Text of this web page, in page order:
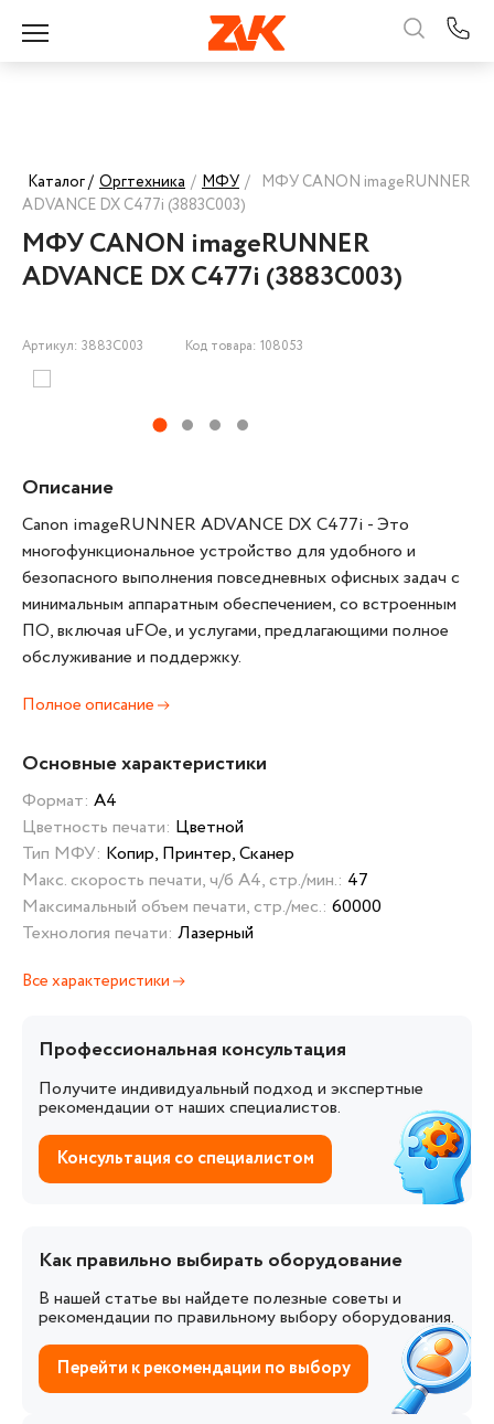
Каталог / Оргтехника / МФУ / МФУ CANON imageRUNNER
ADVANCE DX C477i (3883C003)
МФУ CANON imageRUNNER
ADVANCE DX C477i (3883C003)
Артикул: 3883C003 Код товара: 108053
Описание
Canon imageRUNNER ADVANCE DX C477i - Это
многофункциональное устройство для удобного и
безопасного выполнения повседневных офисных задач с
минимальным аппаратным обеспечением, со встроенным
ПО, включая uFOe, и услугами, предлагающими полное
обслуживание и поддержку.
Полное описание
Основные характеристики
Формат: А4
Цветность печати: Цветной
Тип МФУ: Копир, Принтер, Сканер
Макс. скорость печати, ч/б А4, стр./мин.: 47
Максимальный объем печати, стр./мес.: 60000
Технология печати: Лазерный
Все характеристики
Профессиональная консультация
Получите индивидуальный подход и экспертные
рекомендации от наших специалистов.
Консультация со специалистом
Как правильно выбирать оборудование
В нашей статье вы найдете полезные советы и
рекомендации по правильному выбору оборудования.
Перейти к рекомендации по выбору